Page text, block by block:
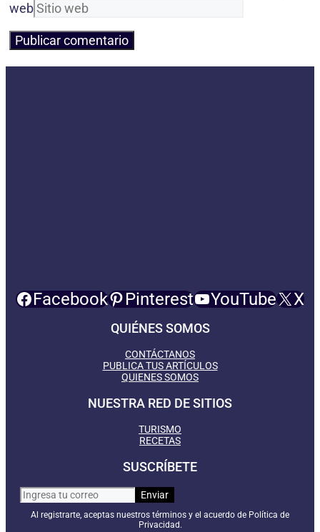
web
Facebook Pinterest YouTube X
QUIÉNES SOMOS
CONTÁCTANOS
PUBLICA TUS ARTÍCULOS
QUIENES SOMOS
NUESTRA RED DE SITIOS
TURISMO
RECETAS
SUSCRÍBETE
Al registrarte, aceptas nuestros términos y el acuerdo de Política de
Privacidad.